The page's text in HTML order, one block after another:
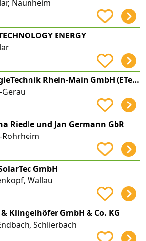
Naunheim
ENERGY
EnergieTechnik Rhein-Main GmbH (ETech)
Gerau
Riedle und Jan Germann GbR
Rohrheim
GmbH
Wallau
Klingelhöfer GmbH & Co. KG
Schlierbach